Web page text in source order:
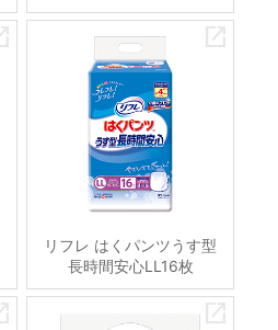
リフレ はくパンツうす型
長時間安心LL16枚